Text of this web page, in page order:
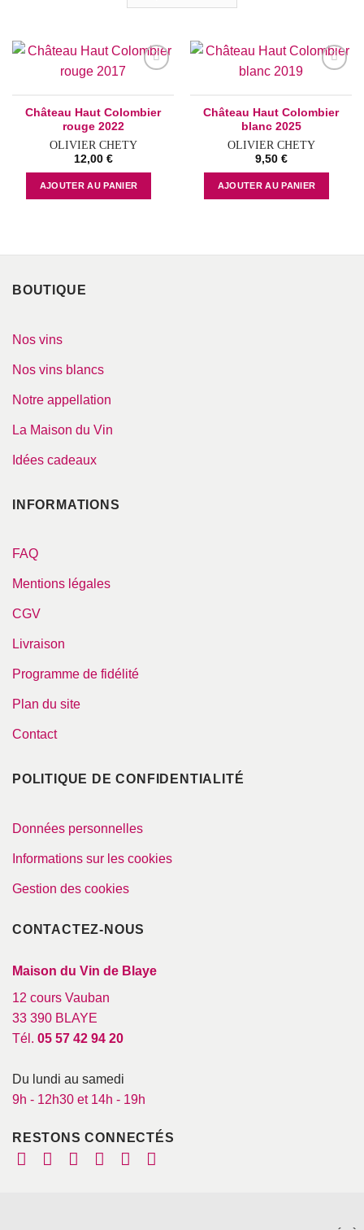
Château Haut Colombier
rouge 2022
OLIVIER CHETY
12,00 €
AJOUTER AU PANIER
Château Haut Colombier
blanc 2025
OLIVIER CHETY
9,50 €
AJOUTER AU PANIER
BOUTIQUE
Nos vins
Nos vins blancs
Notre appellation
La Maison du Vin
Idées cadeaux
INFORMATIONS
FAQ
Mentions légales
CGV
Livraison
Programme de fidélité
Plan du site
Contact
POLITIQUE DE CONFIDENTIALITÉ
Données personnelles
Informations sur les cookies
Gestion des cookies
CONTACTEZ-NOUS
Maison du Vin de Blaye
12 cours Vauban
33 390 BLAYE
Tél. 05 57 42 94 20
Du lundi au samedi
9h - 12h30 et 14h - 19h
RESTONS CONNECTÉS